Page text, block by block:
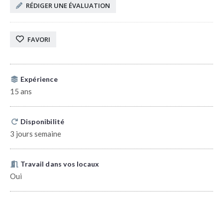
RÉDIGER UNE ÉVALUATION
FAVORI
Expérience
15 ans
Disponibilité
3 jours semaine
Travail dans vos locaux
Oui